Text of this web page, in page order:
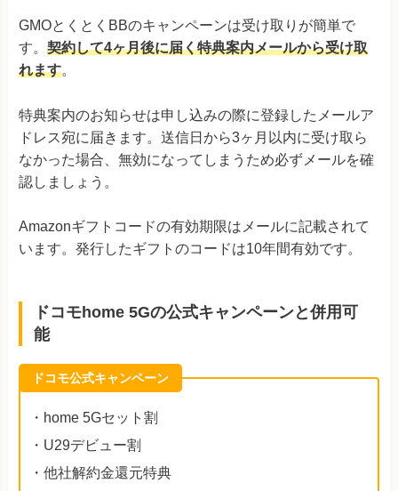
GMOとくとくBBのキャンペーンは受け取りが簡単で
す。 契約して4ヶ月後に届く特典案内メールから受け取
れます。
特典案内のお知らせは申し込みの際に登録したメールア
ドレス宛に届きます。送信日から3ヶ月以内に受け取ら
なかった場合、無効になってしまうため必ずメールを確
認しましょう。
Amazonギフトコードの有効期限はメールに記載されて
います。発行したギフトのコードは10年間有効です。
ドコモhome 5Gの公式キャンペーンと併用可
能
ドコモ公式キャンペーン
・home 5Gセット割
・U29デビュー割
・他社解約金還元特典